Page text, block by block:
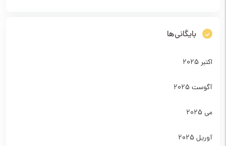
بایگانی‌ها
اکتبر 2025
آگوست 2025
می 2025
آوریل 2025